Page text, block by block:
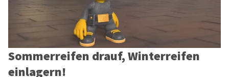
Sommerreifen drauf, Winterreifen
einlagern!